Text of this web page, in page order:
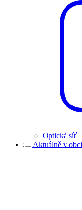
Optická síť
Aktuálně v obci